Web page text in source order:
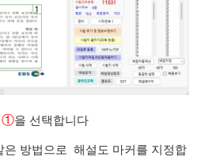
①을 선택합니다
은 방법으로 해설도 마커를 지정합